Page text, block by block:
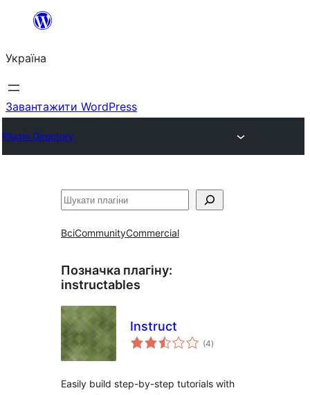
Перейти
вмісту
Україна
Завантажити WordPress
Plugin Directory
Пошук
ВсіCommunityCommercial
Позначка плагіну:
instructables
Instruct
(4загальний
рейтинг
)
Easily build step-by-step tutorials with